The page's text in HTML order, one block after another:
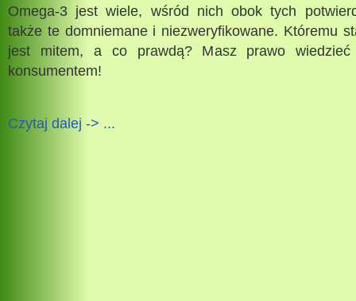
Omega-3 jest wiele, wśród nich obok tych
także te domniemane i niezweryfikowane. Któremu
jest mitem, a co prawdą? Masz prawo
konsumentem!
Czytaj dalej -> ...